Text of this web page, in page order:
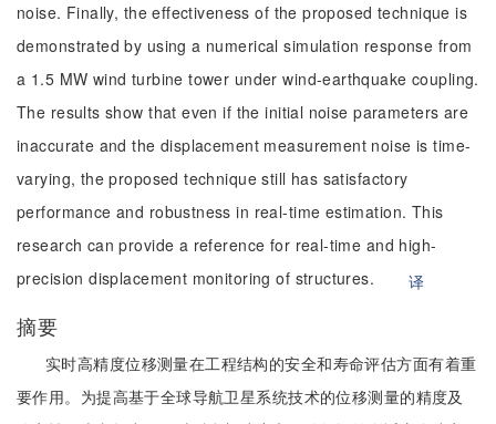
noise. Finally, the effectiveness of the proposed technique is
demonstrated by using a numerical simulation response from
a 1.5 MW wind turbine tower under wind-earthquake coupling.
The results show that even if the initial noise parameters are
inaccurate and the displacement measurement noise is time-
varying, the proposed technique still has satisfactory
performance and robustness in real-time estimation. This
research can provide a reference for real-time and high-
precision displacement monitoring of structures.
译
摘要
实时高精度位移测量在工程结构的安全和寿命评估方面有着重
要作用。为提高基于全球导航卫星系统技术的位移测量的精度及